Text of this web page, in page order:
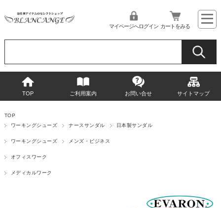
マイページへログイン カートをみる
TOP ご利用案内 お問い合せ サイトマップ
TOP
ワーキングシューズ
ナースサンダル 日本製サンダル
ワーキングシューズ メンズ・ビジネス
オフィスワーク
メディカルワーク